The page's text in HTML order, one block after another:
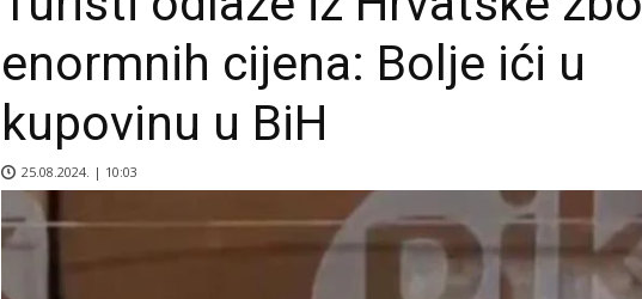
enormnih cijena: Bolje ići u
kupovinu u BiH
25.08.2024. | 10:03